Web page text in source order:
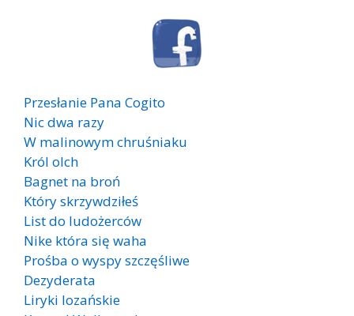
Przesłanie Pana Cogito
Nic dwa razy
W malinowym chruśniaku
Król olch
Bagnet na broń
Który skrzywdziłeś
List do ludożerców
Nike która się waha
Prośba o wyspy szczęśliwe
Dezyderata
Liryki lozańskie